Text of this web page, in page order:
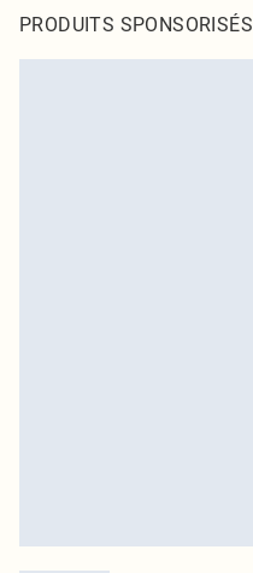
PRODUITS SPONSORISÉS